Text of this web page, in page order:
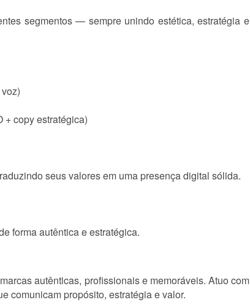
segmentos — sempre unindo estética, estratégia e
+ copy estratégica)
seus valores em uma presença digital sólida.
forma autêntica e estratégica.
autênticas, profissionais e memoráveis. Atuo com
comunicam propósito, estratégia e valor.